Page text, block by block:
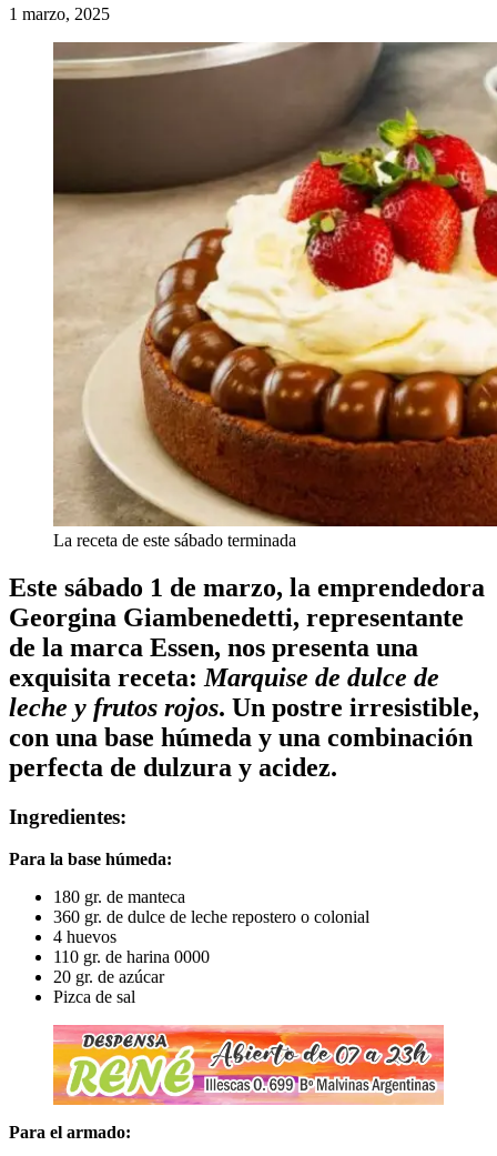
1 marzo, 2025
La receta de este sábado terminada
Este sábado 1 de marzo, la emprendedora
Georgina Giambenedetti, representante
de la marca Essen, nos presenta una
exquisita receta: Marquise de dulce de
leche y frutos rojos. Un postre irresistible,
con una base húmeda y una combinación
perfecta de dulzura y acidez.
Ingredientes:
Para la base húmeda:
180 gr. de manteca
360 gr. de dulce de leche repostero o colonial
4 huevos
110 gr. de harina 0000
20 gr. de azúcar
Pizca de sal
Para el armado: